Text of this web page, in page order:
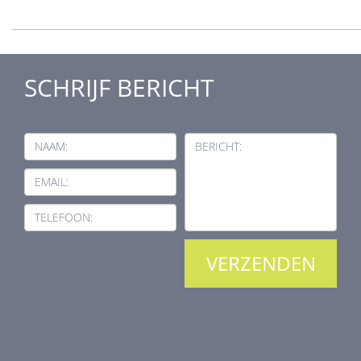
SCHRIJF BERICHT
NAAM:
EMAIL:
TELEFOON:
BERICHT: